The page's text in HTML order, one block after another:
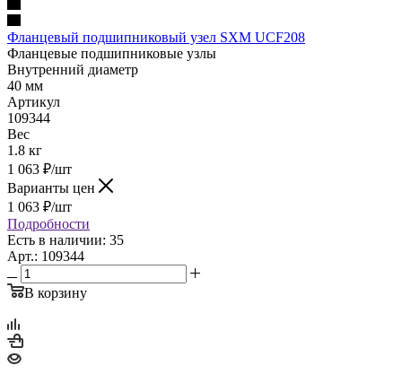
Фланцевый подшипниковый узел SXM UCF208
Фланцевые подшипниковые узлы
Внутренний диаметр
40 мм
Артикул
109344
Вес
1.8 кг
1 063 ₽/шт
Варианты цен
1 063 ₽/шт
Подробности
Есть в наличии: 35
Арт.: 109344
В корзину